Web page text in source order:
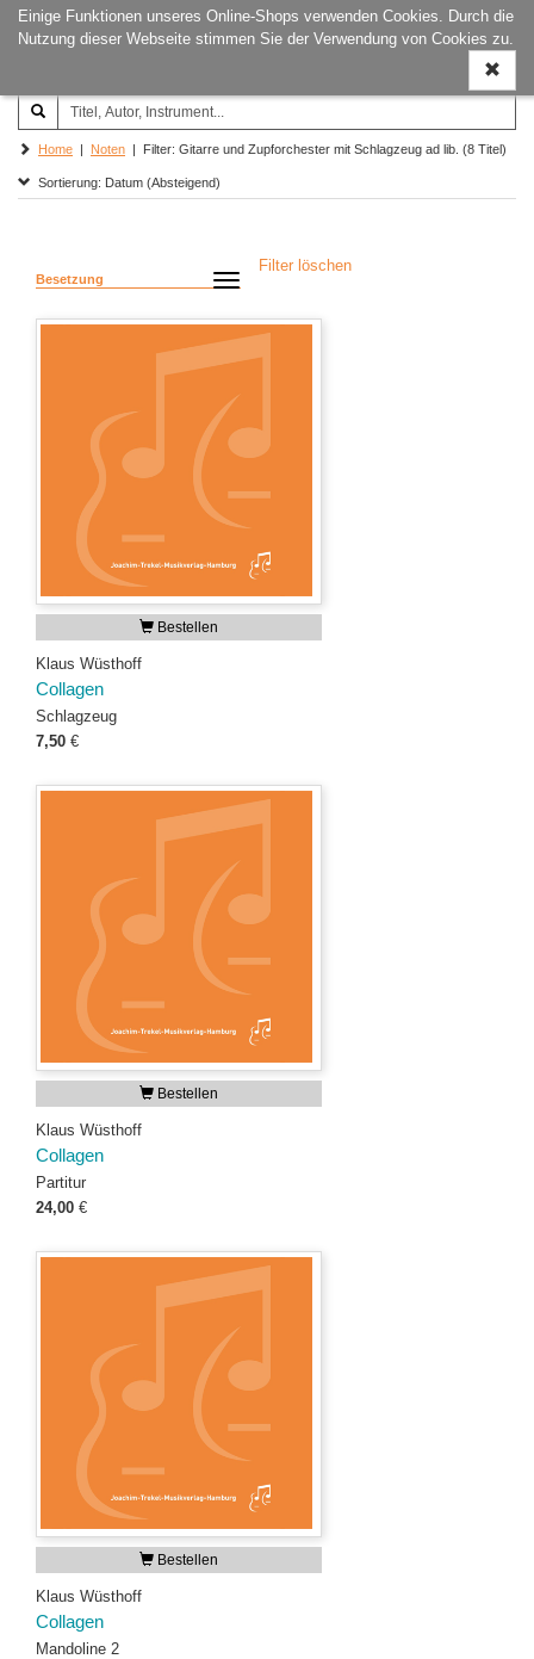
Einige Funktionen unseres Online-Shops verwenden Cookies. Durch die
Nutzung dieser Webseite stimmen Sie der Verwendung von Cookies zu.
ein-/
Joachim‐Trekel‐Musikverlag,
Hamburg
Home | Noten | Filter: Gitarre und Zupforchester mit Schlagzeug ad lib. (8 Titel)
Sortierung: Datum (Absteigend)
Besetzung
Filter löschen
Bestellen
Klaus Wüsthoff
Collagen
Schlagzeug
7,50 €
Bestellen
Klaus Wüsthoff
Collagen
Partitur
24,00 €
Bestellen
Klaus Wüsthoff
Collagen
Mandoline 2